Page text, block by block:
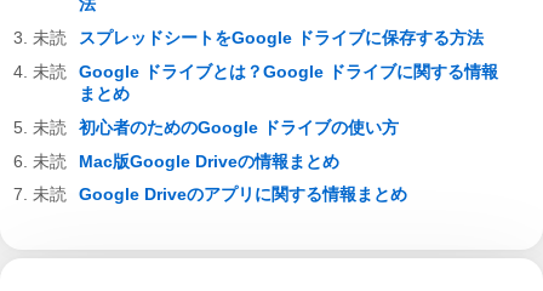
法
スプレッドシートをGoogle ドライブに保存する方法
Google ドライブとは？Google ドライブに関する情報
まとめ
初心者のためのGoogle ドライブの使い方
Mac版Google Driveの情報まとめ
Google Driveのアプリに関する情報まとめ